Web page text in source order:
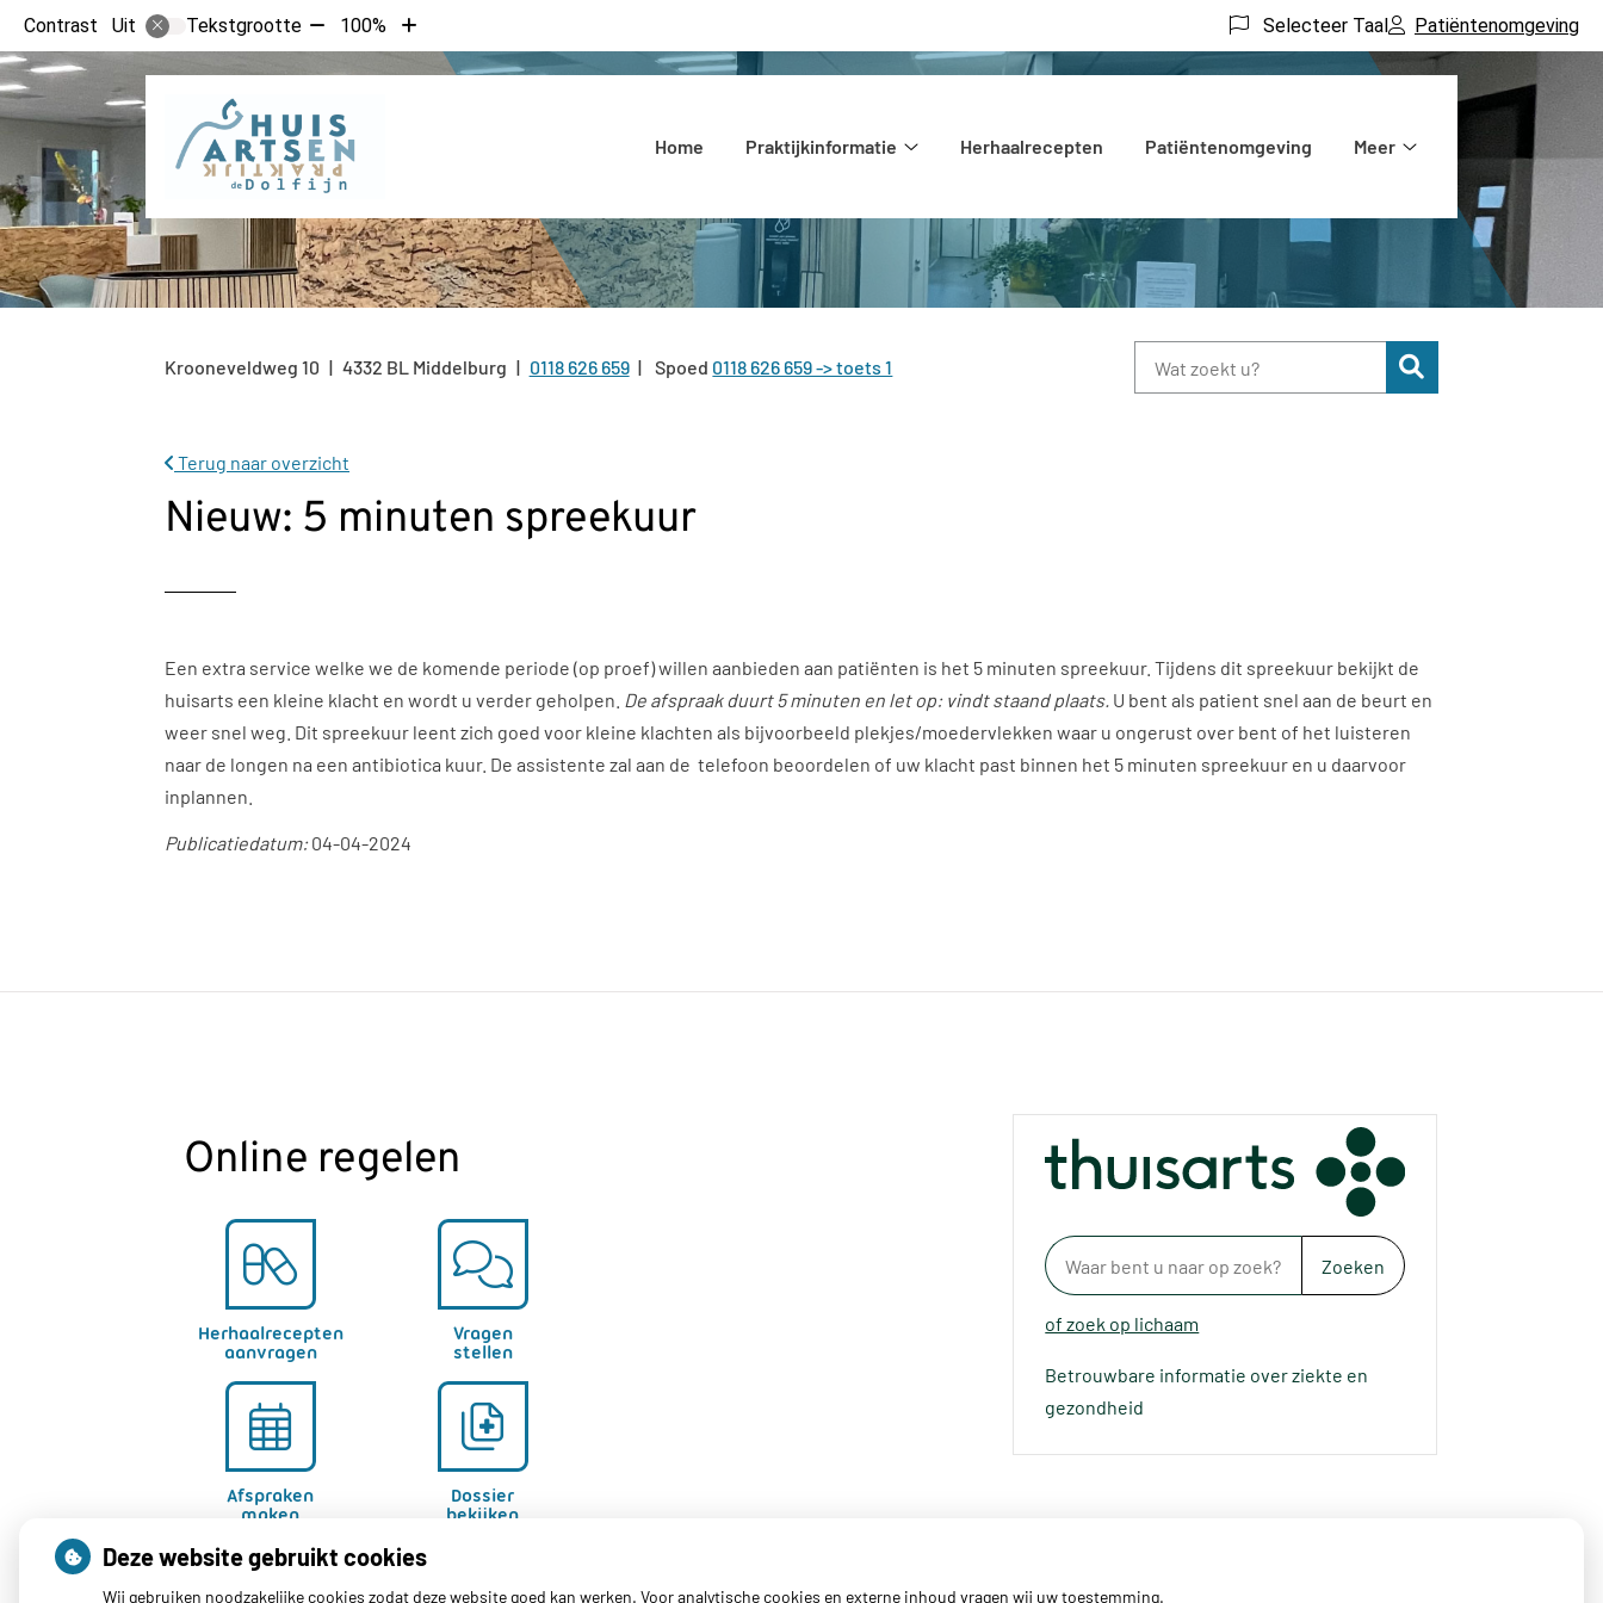
Contrast Uit Tekstgrootte Tekst
verkleinen
met
100%
Tekst
vergroten
met
Selecteer Taal Patiëntenomgeving
Home
Praktijkinformatie
Herhaalrecepten Patiëntenomgeving
Meer
submenu
Krooneveldweg 10 4332 BL Middelburg Tel:
0118 626 659 Spoed 0118 626 659 -> toets 1
Terug naar overzicht
Nieuw: 5 minuten spreekuur
Een extra service welke we de komende periode (op proef) willen aanbieden aan patiënten is het 5 minuten spreekuur. Tijdens dit spreekuur bekijkt de
huisarts een kleine klacht en wordt u verder geholpen. De afspraak duurt 5 minuten en let op: vindt staand plaats. U bent als patient snel aan de beurt en
weer snel weg. Dit spreekuur leent zich goed voor kleine klachten als bijvoorbeeld plekjes/moedervlekken waar u ongerust over bent of het luisteren
naar de longen na een antibiotica kuur. De assistente zal aan de telefoon beoordelen of uw klacht past binnen het 5 minuten spreekuur en u daarvoor
inplannen.
Publicatiedatum:04-04-2024
Online regelen
Herhaalrecepten
aanvragen
Vragen
stellen
Afspraken
maken
Dossier
bekijken
Zoeken
of zoek op lichaam
Betrouwbare informatie over ziekte en
gezondheid
Deze website gebruikt cookies
Wij gebruiken noodzakelijke cookies zodat deze website goed kan werken. Voor analytische cookies en externe inhoud vragen wij uw toestemming.